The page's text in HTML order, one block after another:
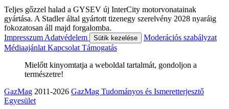
Teljes gőzzel halad a GYSEV új InterCity motorvonatainak
gyártása. A Stadler által gyártott tizenegy szerelvény 2028 nyaráig
fokozatosan áll majd forgalomba.
Impresszum Adatvédelem Sütik kezelése
Moderációs szabályzat
Médiaajánlat Kapcsolat Támogatás
Mielőtt kinyomtatja a weboldal tartalmát, gondoljon a
természetre!
GazMag 2011-2026 GazMag Tudományos és Ismeretterjesztő
Egyesület